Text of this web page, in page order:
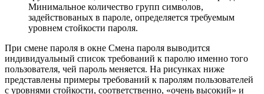
Минимальное количество групп символов,
задействованых в пароле, определяется требуемым
уровнем стойкости пароля.
При смене пароля в окне Смена пароля выводится
индивидуальный список требований к паролю именно того
пользователя, чей пароль меняется. На рисунках ниже
представлены примеры требований к паролям пользователей
с уровнями стойкости, соответственно, «очень высокий» и